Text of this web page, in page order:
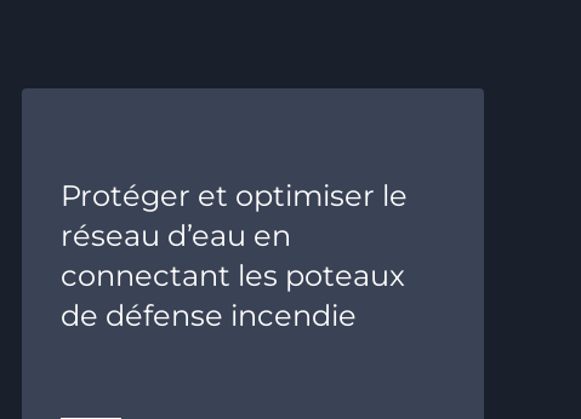
Protéger et optimiser le
réseau d’eau en
connectant les poteaux
de défense incendie